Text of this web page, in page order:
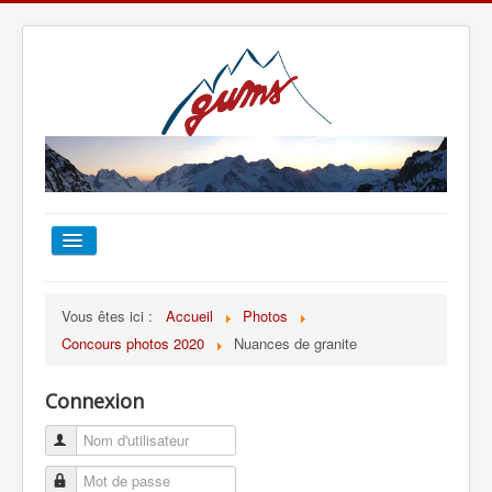
TOUT SUR LE GUMS
ESCALADE
ALPINISME
Vous êtes ici : Accueil
Photos
Concours photos 2020
Nuances de granite
Connexion